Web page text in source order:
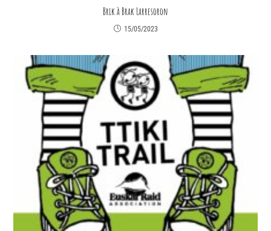
Brik à Brak Larresoron
15/05/2023